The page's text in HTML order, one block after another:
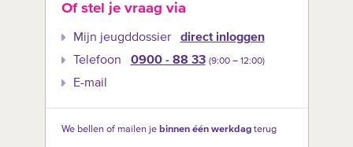
Of stel je vraag via
Mijn jeugddossier
direct inloggen
Telefoon
0900 - 88 33 (9:00 –‍ 12:00)
E-mail
We bellen of mailen je binnen één werkdagterug